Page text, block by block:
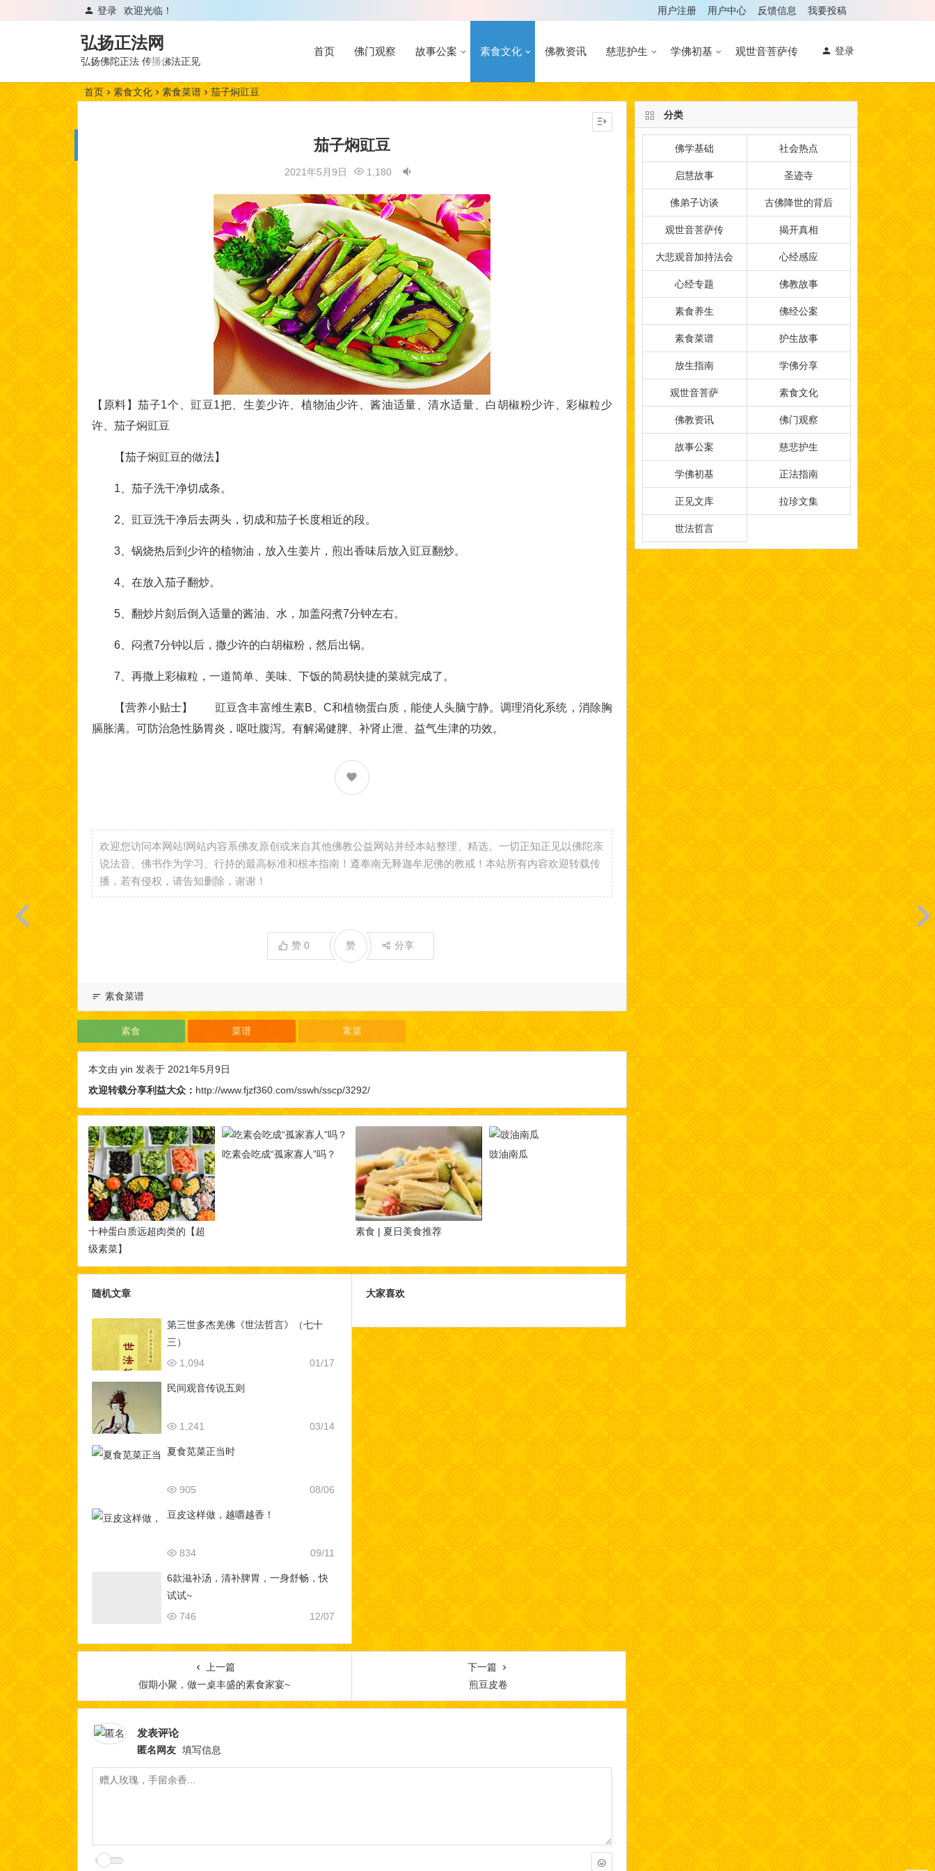
欢迎光临！
登录 用户注册 用户中心 反馈信息 我要投稿
登录
弘扬正法网
弘扬佛陀正法 传播佛法正见
首页 佛门观察 故事公案 素食文化 佛教资讯 慈悲护生 学佛初基 观世音菩萨传
首页 素食文化 素食菜谱 茄子焖豇豆
茄子焖豇豆
2021年5月9日 1,180
【原料】茄子1个、豇豆1把、生姜少许、植物油少许、酱油适量、清水适量、白胡椒粉少许、彩椒粒少
许、茄子焖豇豆
【茄子焖豇豆的做法】
1、茄子洗干净切成条。
2、豇豆洗干净后去两头，切成和茄子长度相近的段。
3、锅烧热后到少许的植物油，放入生姜片，煎出香味后放入豇豆翻炒。
4、在放入茄子翻炒。
5、翻炒片刻后倒入适量的酱油、水，加盖闷煮7分钟左右。
6、闷煮7分钟以后，撒少许的白胡椒粉，然后出锅。
7、再撒上彩椒粒，一道简单、美味、下饭的简易快捷的菜就完成了。
【营养小贴士】 豇豆含丰富维生素B、C和植物蛋白质，能使人头脑宁静。调理消化系统，消除胸
膈胀满。可防治急性肠胃炎，呕吐腹泻。有解渴健脾、补肾止泄、益气生津的功效。
欢迎您访问本网站!网站内容系佛友原创或来自其他佛教公益网站并经本站整理、精选。一切正知正见以佛陀亲
说法音、佛书作为学习、行持的最高标准和根本指南！遵奉南无释迦牟尼佛的教戒！本站所有内容欢迎转载传
播，若有侵权，请告知删除，谢谢！
赞0 分享
赞
素食菜谱
素食 菜谱 素菜
本文由 yin 发表于 2021年5月9日
欢迎转载分享利益大众： http://www.fjzf360.com/sswh/sscp/3292/
十种蛋白质远超肉类的【超
级素菜】
吃素会吃成“孤家寡人”吗？
素食 | 夏日美食推荐
豉油南瓜
随机文章
第三世多杰羌佛《世法哲言》（七十
三）
01/17
1,094
民间观音传说五则
03/14
1,241
夏食苋菜正当时
08/06
905
豆皮这样做，越嚼越香！
09/11
834
6款滋补汤，清补脾胃，一身舒畅，快
试试~
12/07
746
大家喜欢
上一篇
假期小聚，做一桌丰盛的素食家宴~
下一篇
煎豆皮卷
发表评论
匿名网友 填写信息
分类
佛学基础 社会热点
启慧故事 圣迹寺
佛弟子访谈 古佛降世的背后
观世音菩萨传 揭开真相
大悲观音加持法会 心经感应
心经专题 佛教故事
素食养生 佛经公案
素食菜谱 护生故事
放生指南 学佛分享
观世音菩萨 素食文化
佛教资讯 佛门观察
故事公案 慈悲护生
学佛初基 正法指南
正见文库 拉珍文集
世法哲言